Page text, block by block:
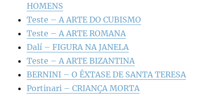
HOMENS
Teste – A ARTE DO CUBISMO
Teste – A ARTE ROMANA
Dalí – FIGURA NA JANELA
Teste – A ARTE BIZANTINA
BERNINI – O ÊXTASE DE SANTA TERESA
Portinari – CRIANÇA MORTA